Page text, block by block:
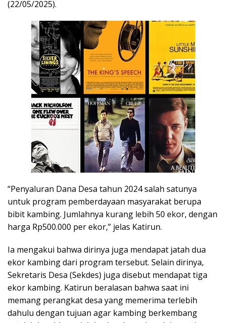
(22/05/2025).
“Penyaluran Dana Desa tahun 2024 salah satunya
untuk program pemberdayaan masyarakat berupa
bibit kambing. Jumlahnya kurang lebih 50 ekor, dengan
harga Rp500.000 per ekor,” jelas Katirun.
Ia mengakui bahwa dirinya juga mendapat jatah dua
ekor kambing dari program tersebut. Selain dirinya,
Sekretaris Desa (Sekdes) juga disebut mendapat tiga
ekor kambing. Katirun beralasan bahwa saat ini
memang perangkat desa yang memerima terlebih
dahulu dengan tujuan agar kambing berkembang